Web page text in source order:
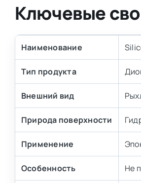
Ключевые
Наименование
Тип продукта
Внешний вид
Природа поверхности
Применение
Особенность Не